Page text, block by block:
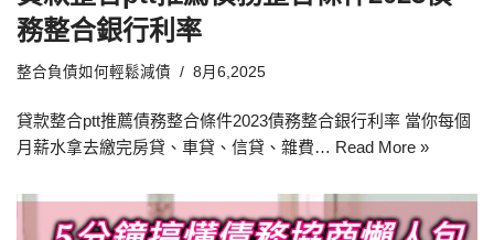
務整合銀行利率
整合負債如何輕鬆減債 8月6,2025
貸款整合ptt推薦債務整合條件2023債務整合銀行利率 當你每個
月薪水拿去繳完房貸、車貸、信貸、雜費… Read More »